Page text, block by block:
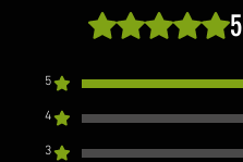
Rated 5 out of 5
5
4
3